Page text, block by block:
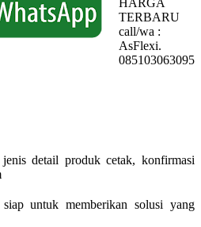
HARGA
TERBARU
call/wa :
AsFlexi.
085103063095
detail produk cetak, konfirmasi
untuk memberikan solusi yang